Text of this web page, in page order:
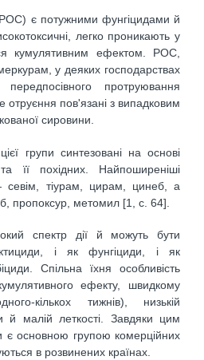
(РОС) є потужними фунгіцидами й
легко проникають у
кумулятивним ефектом. РОС,
у деяких господарствах
протруювання
отруєння пов'язані з випадковим
сировини.
групи синтезовані на основі
її похідних. Найпоширеніші
севім, тіурам, цирам, цинеб, а
пропоксур, метомил [1, с. 64].
спектр дії й можуть бути
і як фунгіциди, і як
Спільна їхня особливість
ефекту, швидкому
кількох тижнів), низькій
й малій леткості. Завдяки цим
є основною групою комерційних
в розвинених країнах.